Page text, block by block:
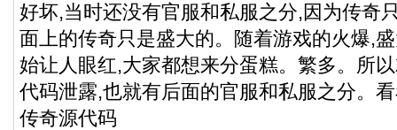
好坏,当时还没有官服和私服之分,因为传奇
面上的传奇只是盛大的。随着游戏的火爆,
始让人眼红,大家都想来分蛋糕。繁多。所
代码泄露,也就有后面的官服和私服之分。
传奇源代码